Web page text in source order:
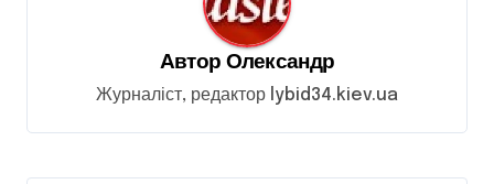
п
Автор Олександр
Журналіст, редактор lybid34.kiev.ua